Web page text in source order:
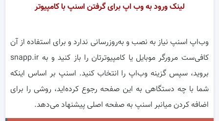
لینک ورود به وب اپ برای گرفتن اسنپ با کامپیوتر
وب‌اپ اسنپ نیاز به نصب و به‌روزرسانی ندارد و برای استفاده از آن
کافی‌ست مرورگر موبایل یا کامپیوترتان را باز کنید و به snapp.ir
بروید، سپس گزینه وب‌اپ را انتخاب کنید. اسنپ بر اساس اینکه
شما با چه دستگاهی به این صفحه رجوع کرده‌اید، روشی را برای
اضافه کردن میانبر اسنپ به صفحه اصلی پیشنهاد می‌دهد.